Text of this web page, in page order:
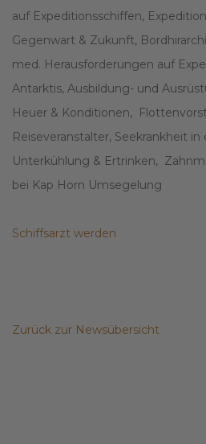
auf Expeditionsschiffen,
Gegenwart & Zukunft,
med. Herausforderungen auf
Antarktis, Ausbildung- und
Heuer & Konditionen,
Reiseveranstalter, Seekrankheit in
Unterkühlung & Ertrinken,
bei Kap Horn Umsegelung
Schiffsarzt werden
Zurück zur Newsübersicht